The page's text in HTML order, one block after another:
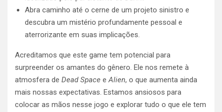
Abra caminho até o cerne de um projeto sinistro e
descubra um mistério profundamente pessoal e
aterrorizante em suas implicações.
Acreditamos que este game tem potencial para
surpreender os amantes do gênero. Ele nos remete à
atmosfera de Dead Space eAlien, o que aumenta ainda
mais nossas expectativas. Estamos ansiosos para
colocar as mãos nesse jogo e explorar tudo o que ele tem